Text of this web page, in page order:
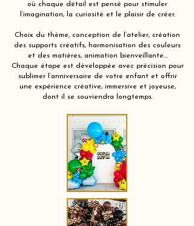
où chaque détail est pensé pour stimuler
l’imagination, la curiosité et le plaisir de créer.
Choix du thème, conception de l’atelier, création
des supports créatifs, harmonisation des couleurs
et des matières, animation bienveillante…
Chaque étape est développée avec précision pour
sublimer l’anniversaire de votre enfant et offrir
une expérience créative, immersive et joyeuse,
dont il se souviendra longtemps.